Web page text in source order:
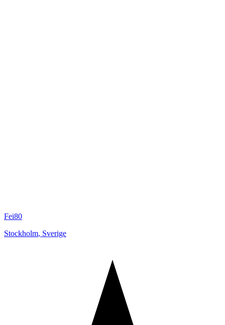
Fei80
Stockholm, Sverige